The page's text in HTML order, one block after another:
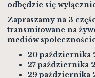
odbędzie się
Zapraszamy na 3
transmitowane na
mediów
20 października
27 października
29 października